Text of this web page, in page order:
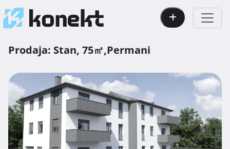
Prodaja: Stan, 75㎡,Permani